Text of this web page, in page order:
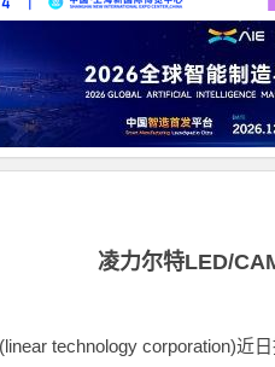
凌力尔特LED/
technology corporation)近